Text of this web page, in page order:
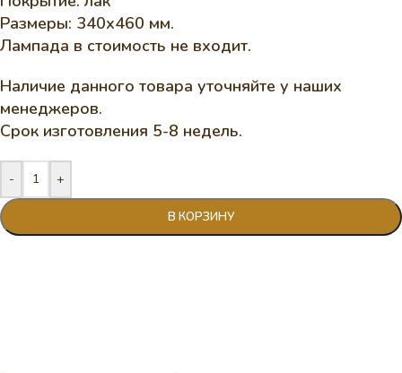
Размеры: 340х460 мм.
Лампада в стоимость не входит.
Наличие данного товара уточняйте у наших
менеджеров.
Срок изготовления 5-8 недель.
- +
В КОРЗИНУ